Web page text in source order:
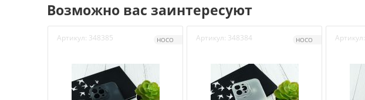
Возможно вас заинтересуют
Артикул: 348385 HOCO Артикул: 348384 HOCO Артикул: